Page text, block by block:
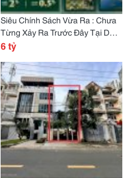
Siêu Chính Sách Vừa Ra : Chưa
Từng Xảy Ra Trước Đây Tại Dự
Án Vinhomes Sài Gòn Park Hóc
6 tỷ